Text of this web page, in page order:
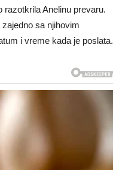
razotkrila Anelinu prevaru.
sa njihovim
i vreme kada je poslata.